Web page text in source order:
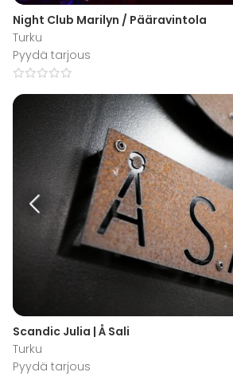
Night Club Marilyn / Pääravintola
Turku
Pyydä tarjous
Scandic Julia | Å Sali
Turku
Pyydä tarjous